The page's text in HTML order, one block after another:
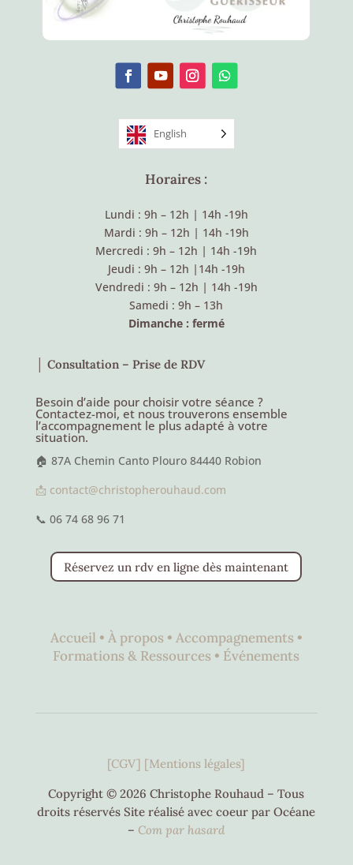
English
Horaires :
Lundi : 9h – 12h | 14h -19h
Mardi : 9h – 12h | 14h -19h
Mercredi : 9h – 12h | 14h -19h
Jeudi : 9h – 12h | 14h -19h
Vendredi : 9h – 12h | 14h -19h
Samedi : 9h – 13h
Dimanche : fermé
│ Consultation – Prise de RDV
Besoin d’aide pour choisir votre séance ?
Contactez-moi, et nous trouverons ensemble
l’accompagnement le plus adapté à votre
situation.
🏠 87A Chemin Canto Plouro 84440 Robion
📩 contact@christopherouhaud.com
📞 06 74 68 96 71
Réservez un rdv en ligne dès maintenant
Accueil • À propos • Accompagnements •
Formations & Ressources • Événements
[CGV] [Mentions légales]
Copyright © 2026 Christophe Rouhaud – Tous
droits réservés Site réalisé avec coeur par Océane
– Com par hasard